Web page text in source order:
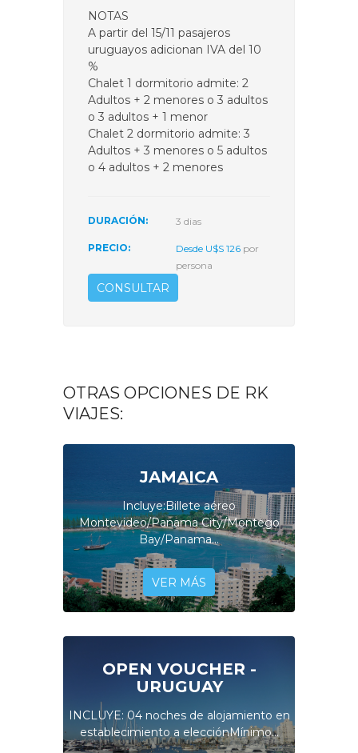
NOTAS
A partir del 15/11 pasajeros
uruguayos adicionan IVA del 10
%
Chalet 1 dormitorio admite: 2
Adultos + 2 menores o 3 adultos
o 3 adultos + 1 menor
Chalet 2 dormitorio admite: 3
Adultos + 3 menores o 5 adultos
o 4 adultos + 2 menores
DURACIÓN: 3 dias
PRECIO: Desde U$S 126 por
persona
CONSULTAR
OTRAS OPCIONES DE RK
VIAJES:
JAMAICA
Incluye:Billete aéreo
Montevideo/Panama City/Montego
Bay/Panama...
VER MÁS
OPEN VOUCHER -
URUGUAY
INCLUYE: 04 noches de alojamiento en
establecimiento a elecciónMínimo...